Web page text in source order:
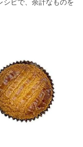
シピで、余計なものを